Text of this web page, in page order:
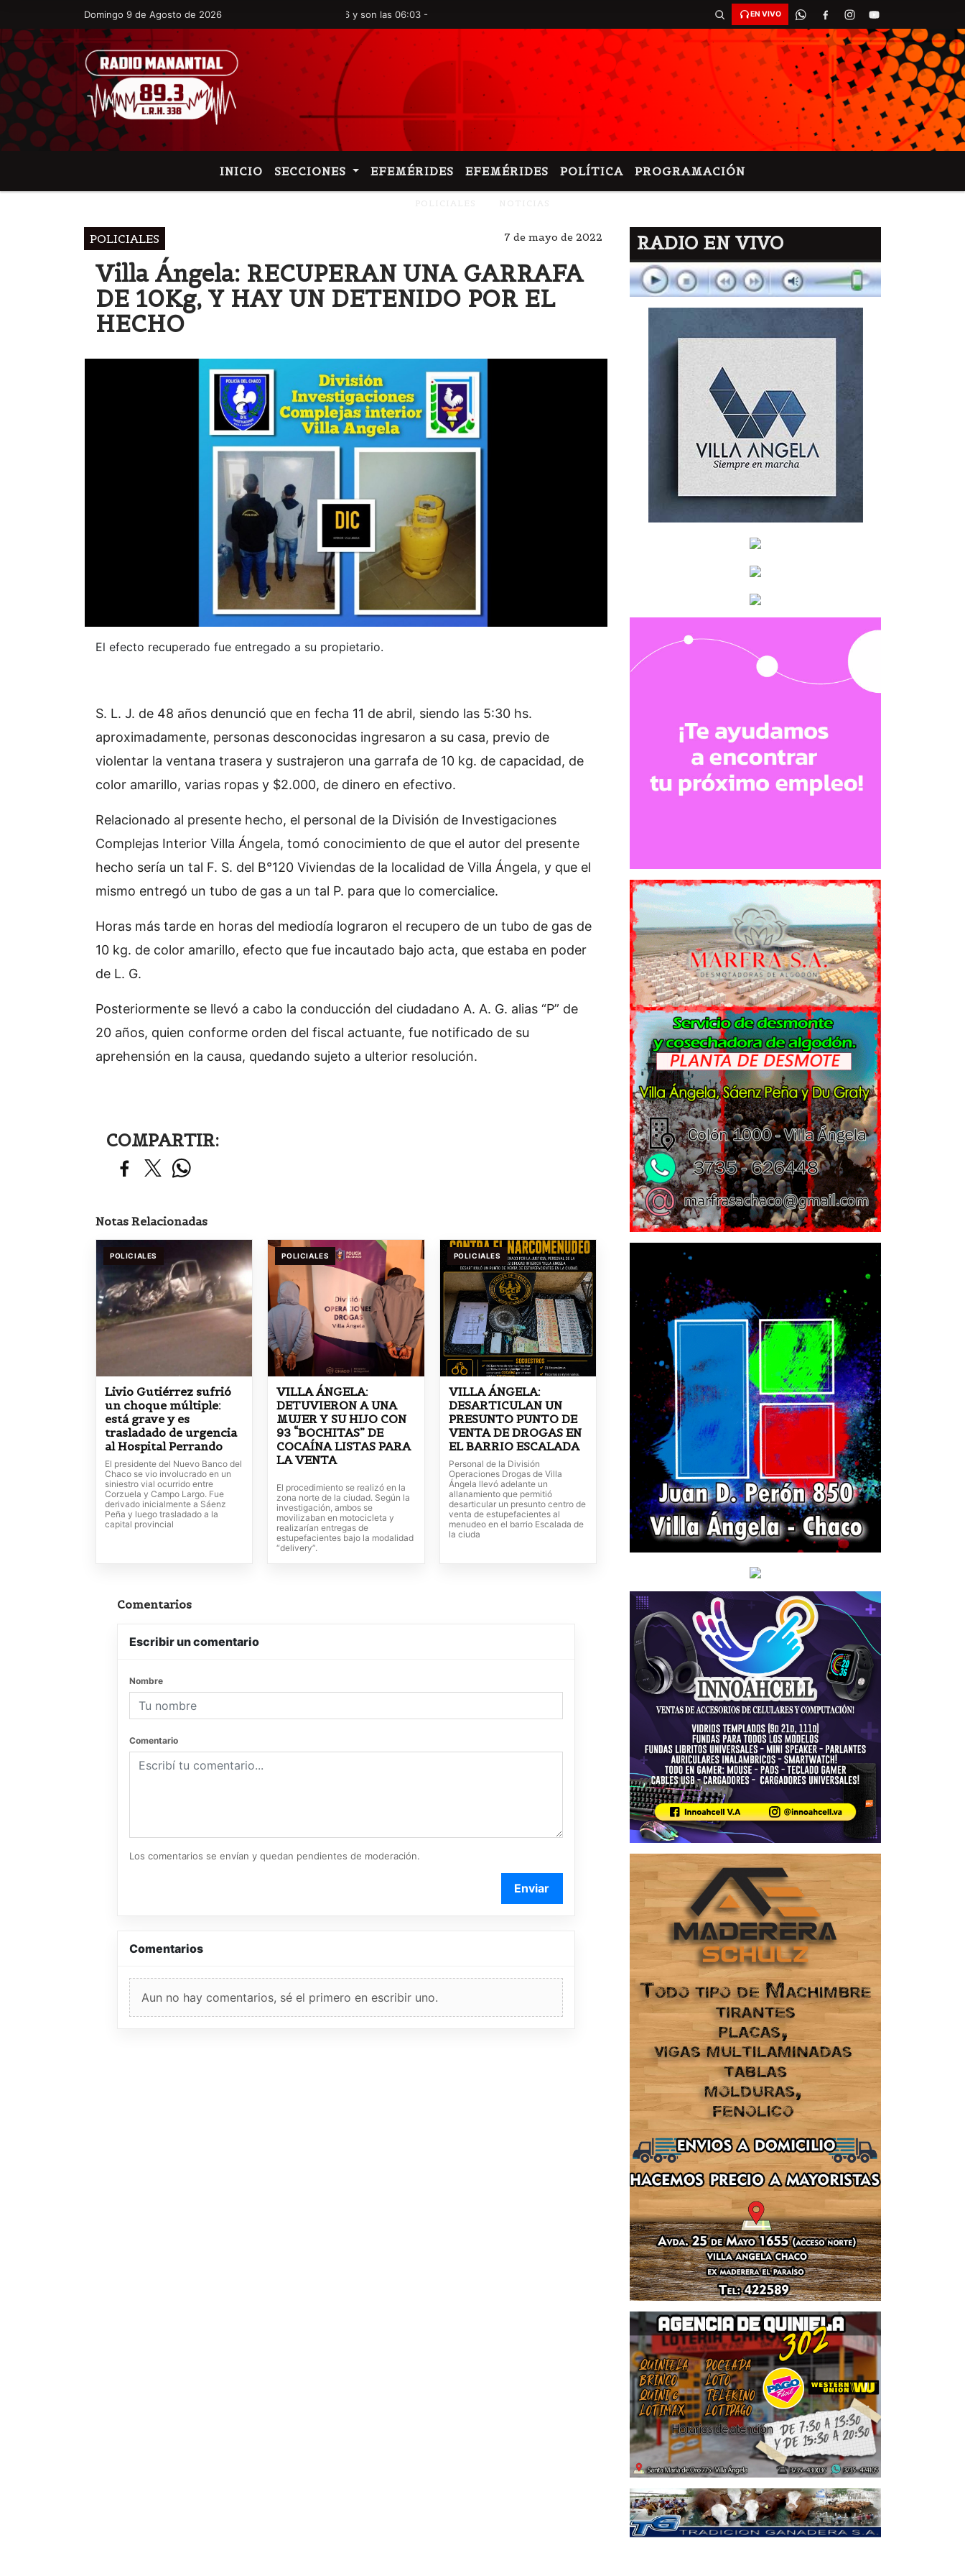
Domingo 9 de Agosto de 2026
Hoy es Domingo 9 de Agosto de 2026 y son las 06:03 - EN VIVO
INICIO SECCIONES EFEMÉRIDES EFEMÉRIDES POLÍTICA PROGRAMACIÓN
POLICIALES 7 de mayo de 2022
Villa Ángela: RECUPERAN UNA GARRAFA
DE 10Kg, Y HAY UN DETENIDO POR EL
HECHO
El efecto recuperado fue entregado a su propietario.
S. L. J. de 48 años denunció que en fecha 11 de abril, siendo las 5:30 hs.
aproximadamente, personas desconocidas ingresaron a su casa, previo de
violentar la ventana trasera y sustrajeron una garrafa de 10 kg. de capacidad, de
color amarillo, varias ropas y $2.000, de dinero en efectivo.
Relacionado al presente hecho, el personal de la División de Investigaciones
Complejas Interior Villa Ángela, tomó conocimiento de que el autor del presente
hecho sería un tal F. S. del B°120 Viviendas de la localidad de Villa Ángela, y que el
mismo entregó un tubo de gas a un tal P. para que lo comercialice.
Horas más tarde en horas del mediodía lograron el recupero de un tubo de gas de
10 kg. de color amarillo, efecto que fue incautado bajo acta, que estaba en poder
de L. G.
Posteriormente se llevó a cabo la conducción del ciudadano A. A. G. alias “P” de
20 años, quien conforme orden del fiscal actuante, fue notificado de su
aprehensión en la causa, quedando sujeto a ulterior resolución.
COMPARTIR:
Notas Relacionadas
POLICIALES
Livio Gutiérrez sufrió
un choque múltiple:
está grave y es
trasladado de urgencia
al Hospital Perrando
El presidente del Nuevo Banco del
Chaco se vio involucrado en un
siniestro vial ocurrido entre
Corzuela y Campo Largo. Fue
derivado inicialmente a Sáenz
Peña y luego trasladado a la
capital provincial
POLICIALES
VILLA ÁNGELA:
DETUVIERON A UNA
MUJER Y SU HIJO CON
93 “BOCHITAS” DE
COCAÍNA LISTAS PARA
LA VENTA
El procedimiento se realizó en la
zona norte de la ciudad. Según la
investigación, ambos se
movilizaban en motocicleta y
realizarían entregas de
estupefacientes bajo la modalidad
“delivery”.
POLICIALES
VILLA ÁNGELA:
DESARTICULAN UN
PRESUNTO PUNTO DE
VENTA DE DROGAS EN
EL BARRIO ESCALADA
Personal de la División
Operaciones Drogas de Villa
Ángela llevó adelante un
allanamiento que permitió
desarticular un presunto centro de
venta de estupefacientes al
menudeo en el barrio Escalada de
la ciuda
Comentarios
Escribir un comentario
Nombre
Comentario
Los comentarios se envían y quedan pendientes de moderación.
Enviar
Comentarios
Aun no hay comentarios, sé el primero en escribir uno.
RADIO EN VIVO